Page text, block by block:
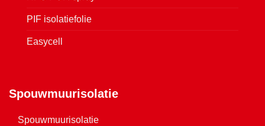
PIF isolatiefolie
Easycell
Spouwmuurisolatie
Spouwmuurisolatie